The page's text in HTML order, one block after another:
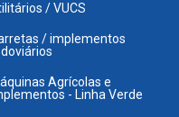
/ VUCS
/ implementos
Agrícolas e
- Linha Verde